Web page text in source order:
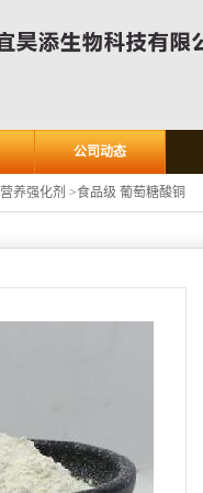
公司动态
营养强化剂 >食品级 葡萄糖酸铜